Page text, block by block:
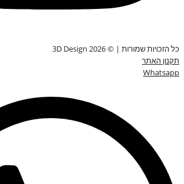
כל הזכויות שמורות | © 3D Design 2026
תקנון האתר
Whatsapp